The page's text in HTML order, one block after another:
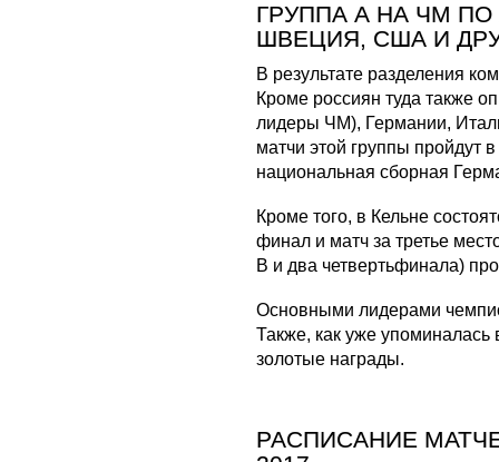
ГРУППА А НА ЧМ
ШВЕЦИЯ, США И
В результате разделения
Кроме россиян туда также
лидеры ЧМ), Германии,
матчи этой группы пройдут
национальная сборная
Кроме того, в Кельне
финал и матч за третье
В и два четвертьфинала)
Основными лидерами
Также, как уже
золотые награды.
РАСПИСАНИЕ